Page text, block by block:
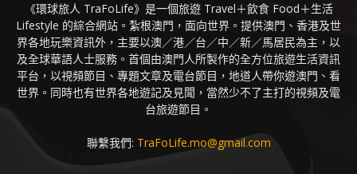
《環球旅人 TraFoLife》是一個旅遊 Travel＋飲食 Food＋生活
Lifestyle 的綜合網站。紮根澳門，面向世界。提供澳門、香港及世
界各地玩樂資訊外，主要以澳／港／台／中／新／馬居民為主，以
及全球華語人士服務。首個由澳門人所製作的全方位旅遊生活資訊
平台，以視頻節目、專題文章及電台節目，地道人帶你遊澳門、看
世界。同時也有世界各地遊記及見聞，當然少不了主打的視頻及電
台旅遊節目。
聯繫我們: TraFoLife.mo@gmail.com